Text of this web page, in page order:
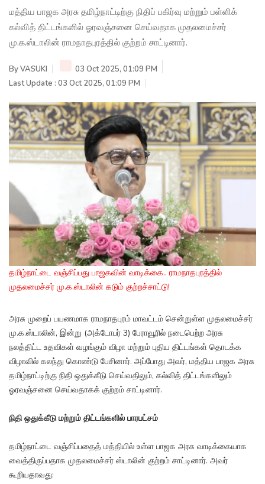
மத்திய பாஜக அரசு தமிழ்நாட்டிற்கு நிதிப் பகிர்வு மற்றும் பள்ளிக்
கல்வித் திட்டங்களில் ஓரவஞ்சனை செய்வதாக முதலமைச்சர்
மு.க.ஸ்டாலின் ராமநாதபுரத்தில் குற்றம் சாட்டினார்.
ByVASUKI
03 Oct 2025, 01:09 PM
Last Update : 03 Oct 2025, 01:09 PM
தமிழ்நாட்டை வஞ்சிப்பது பாஜகவின் வாடிக்கை.. ராமநாதபுரத்தில்
முதலமைச்சர் மு.க.ஸ்டாலின் கடும் குற்றச்சாட்டு!
அரசு முறைப் பயணமாக ராமநாதபுரம் மாவட்டம் சென்றுள்ள முதலமைச்சர்
மு.க.ஸ்டாலின், இன்று (அக்டோபர் 3) பேராவூரில் நடைபெற்ற அரசு
நலத்திட்ட உதவிகள் வழங்கும் விழா மற்றும் புதிய திட்டங்கள் தொடக்க
விழாவில் கலந்து கொண்டு பேசினார். அப்போது அவர், மத்திய பாஜக அரசு
தமிழ்நாட்டிற்கு நிதி ஒதுக்கீடு செய்வதிலும், கல்வித் திட்டங்களிலும்
ஓரவஞ்சனை செய்வதாகக் குற்றம் சாட்டினார்.
நிதி ஒதுக்கீடு மற்றும் திட்டங்களில் பாரபட்சம்
தமிழ்நாட்டை வஞ்சிப்பதைத் மத்தியில் உள்ள பாஜக அரசு வாடிக்கையாக
வைத்திருப்பதாக முதலமைச்சர் ஸ்டாலின் குற்றம் சாட்டினார். அவர்
கூறியதாவது: